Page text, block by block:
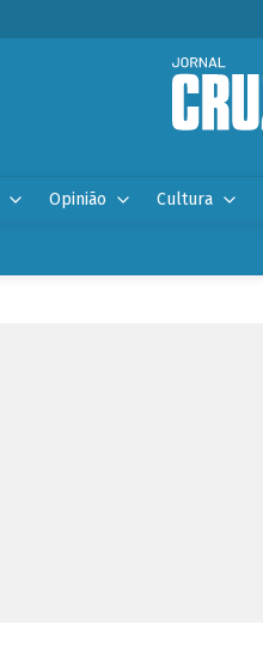
Opinião Cultura